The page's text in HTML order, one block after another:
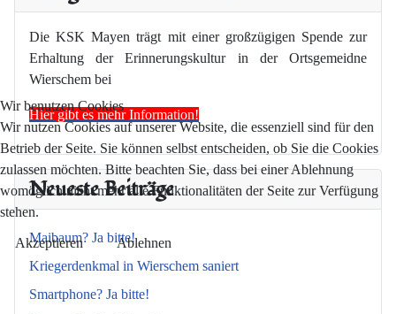
Die KSK Mayen trägt mit einer großzügigen Spende zur
Erhaltung der Erinnerungskultur in der Ortsgemeidne
Wierschem bei
Hier gibt es mehr Information!
Neueste Beiträge
Maibaum? Ja bitte!
Kriegerdenkmal in Wierschem saniert
Smartphone? Ja bitte!
Wir benutzen Cookies
Wir nutzen Cookies auf unserer Website, die essenziell sind für den
Betrieb der Seite. Sie können selbst entscheiden, ob Sie die Cookies
zulassen möchten. Bitte beachten Sie, dass bei einer Ablehnung
womöglich nicht mehr alle Funktionalitäten der Seite zur Verfügung
stehen.
Akzeptieren Ablehnen